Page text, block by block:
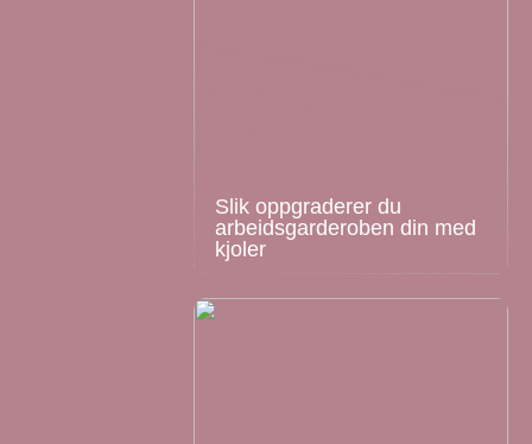
Slik oppgraderer du
arbeidsgarderoben din med
kjoler